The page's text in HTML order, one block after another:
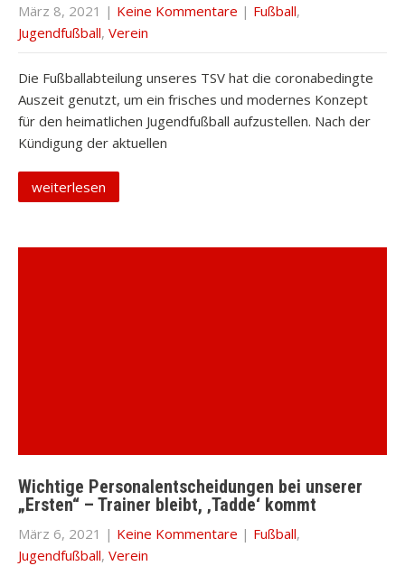
März 8, 2021 | Keine Kommentare | Fußball,
Jugendfußball, Verein
Die Fußballabteilung unseres TSV hat die coronabedingte
Auszeit genutzt, um ein frisches und modernes Konzept
für den heimatlichen Jugendfußball aufzustellen. Nach der
Kündigung der aktuellen
weiterlesen
Wichtige Personalentscheidungen bei unserer
„Ersten“ – Trainer bleibt, ‚Tadde‘ kommt
März 6, 2021 | Keine Kommentare | Fußball,
Jugendfußball, Verein